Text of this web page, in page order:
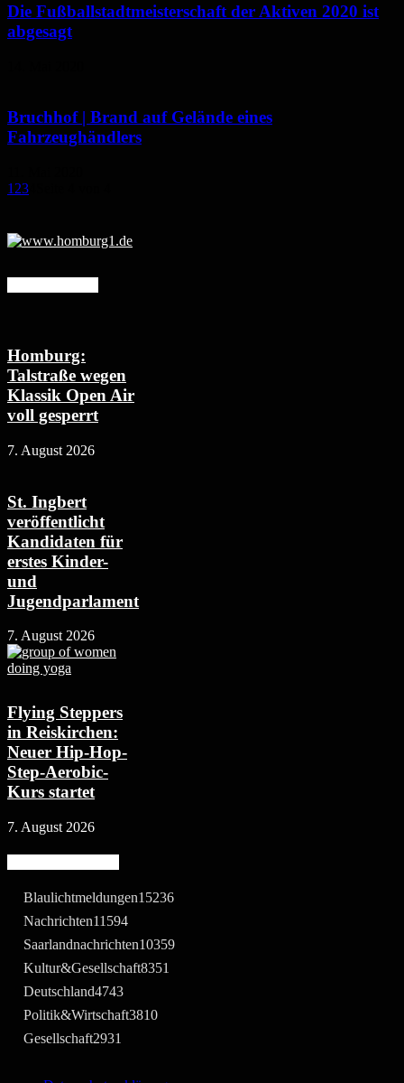
Die Fußballstadtmeisterschaft der Aktiven 2020 ist
abgesagt
Bruchhof | Brand auf Gelände eines
Fahrzeughändlers
1 23
Homburg:
Talstraße wegen
Klassik Open Air
voll gesperrt
7. August 2026
St. Ingbert
veröffentlicht
Kandidaten für
erstes Kinder-
und
Jugendparlament
7. August 2026
Flying Steppers
in Reiskirchen:
Neuer Hip-Hop-
Step-Aerobic-
Kurs startet
7. August 2026
Blaulichtmeldungen15236
Nachrichten11594
Saarlandnachrichten10359
Kultur&Gesellschaft8351
Deutschland4743
Politik&Wirtschaft3810
Gesellschaft2931